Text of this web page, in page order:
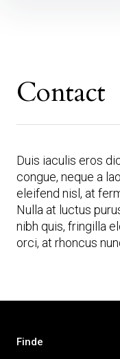
Contact
Duis iaculis eros
congue, neque a
eleifend nisl, at
Nulla at luctus
nibh quis, fringilla
orci, at rhoncus
Finde